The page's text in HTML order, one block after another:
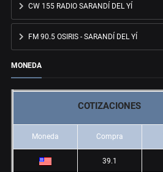
CW 155 RADIO SARANDÍ DEL YÍ
FM 90.5 OSIRIS - SARANDÍ DEL YÍ
MONEDA
COTIZACIONES
Moneda Compra
39.1